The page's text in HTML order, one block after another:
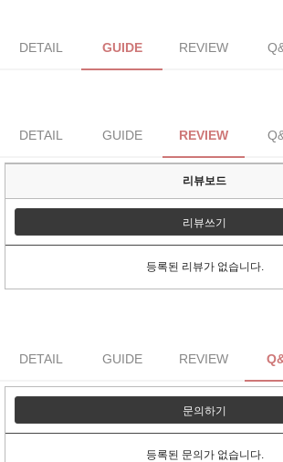
DETAIL GUIDE REVIEW
DETAIL GUIDE REVIEW
리뷰보드
리뷰쓰기
등록된 리뷰가 없습니다.
DETAIL GUIDE REVIEW
문의하기
등록된 문의가 없습니다.